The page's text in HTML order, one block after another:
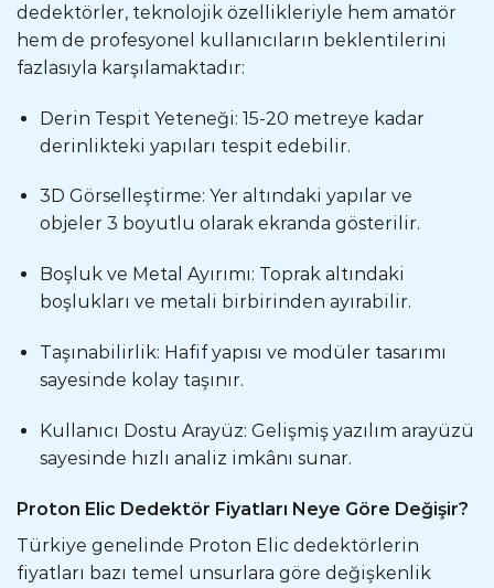
dedektörler, teknolojik özellikleriyle hem amatör
hem de profesyonel kullanıcıların beklentilerini
fazlasıyla karşılamaktadır:
Derin Tespit Yeteneği: 15-20 metreye kadar
derinlikteki yapıları tespit edebilir.
3D Görselleştirme: Yer altındaki yapılar ve
objeler 3 boyutlu olarak ekranda gösterilir.
Boşluk ve Metal Ayırımı: Toprak altındaki
boşlukları ve metali birbirinden ayırabilir.
Taşınabilirlik: Hafif yapısı ve modüler tasarımı
sayesinde kolay taşınır.
Kullanıcı Dostu Arayüz: Gelişmiş yazılım arayüzü
sayesinde hızlı analiz imkânı sunar.
Proton Elic Dedektör Fiyatları Neye Göre Değişir?
Türkiye genelinde Proton Elic dedektörlerin
fiyatları bazı temel unsurlara göre değişkenlik